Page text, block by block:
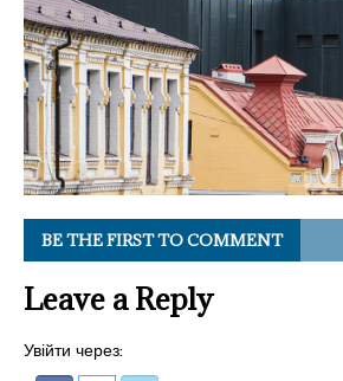
BE THE FIRST TO COMMENT
Leave a Reply
Увійти через: